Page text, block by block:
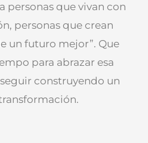
personas que vivan con
personas que crean
un futuro mejor”. Que
para abrazar esa
construyendo un